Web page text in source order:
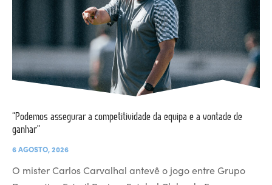
“Podemos assegurar a competitividade da equipa e a vontade de
ganhar”
6 AGOSTO, 2026
O mister Carlos Carvalhal antevê o jogo entre Grupo